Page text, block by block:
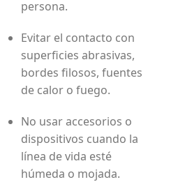
persona.
Evitar el contacto con
superficies abrasivas,
bordes filosos, fuentes
de calor o fuego.
No usar accesorios o
dispositivos cuando la
línea de vida esté
húmeda o mojada.